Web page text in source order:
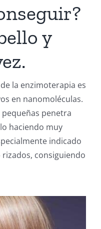
y
la enzimoterapia es
en nanomoléculas.
penetra
haciendo muy
indicado
consiguiendo